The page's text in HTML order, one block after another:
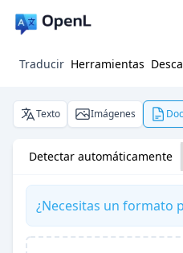
Traducir Herramientas
Texto Imágenes
Detectar automáticamente
¿Necesitas un formato